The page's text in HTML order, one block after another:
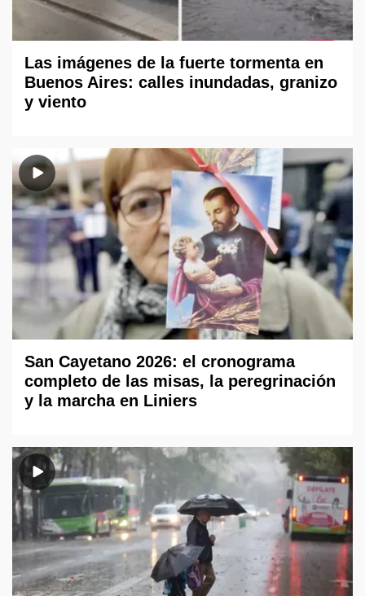
Las imágenes de la fuerte tormenta en
Buenos Aires: calles inundadas, granizo
y viento
San Cayetano 2026: el cronograma
completo de las misas, la peregrinación
y la marcha en Liniers